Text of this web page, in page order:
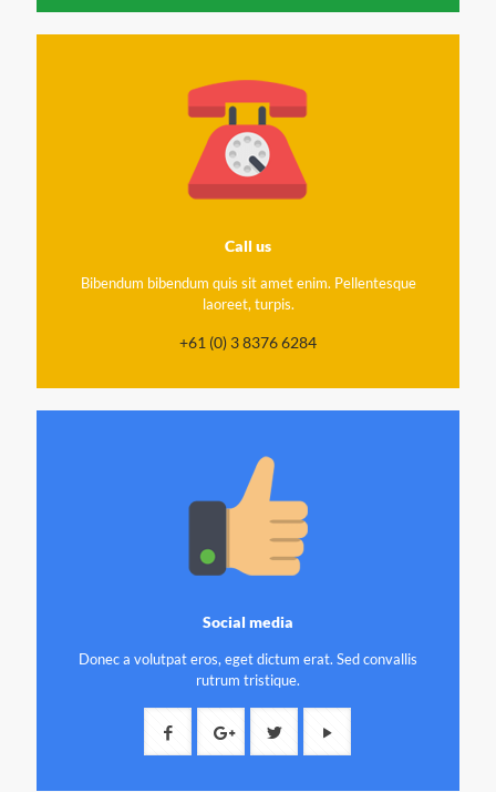
Call us
Bibendum bibendum quis sit amet enim. Pellentesque
laoreet, turpis.
+61 (0) 3 8376 6284
Social media
Donec a volutpat eros, eget dictum erat. Sed convallis
rutrum tristique.